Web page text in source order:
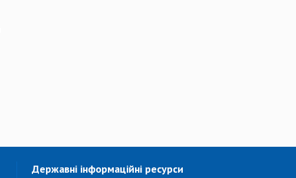
Державні інформаційні ресурси